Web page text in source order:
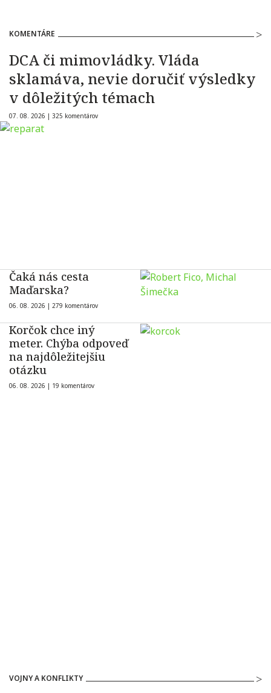
KOMENTÁRE
DCA či mimovládky. Vláda
sklamáva, nevie doručiť výsledky
v dôležitých témach
07. 08. 2026 | 325 komentárov
Čaká nás cesta
Maďarska?
06. 08. 2026 | 279 komentárov
Korčok chce iný
meter. Chýba odpoveď
na najdôležitejšiu
otázku
06. 08. 2026 | 19 komentárov
VOJNY A KONFLIKTY